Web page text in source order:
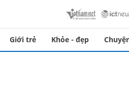
Giới trẻ Khỏe - đẹp